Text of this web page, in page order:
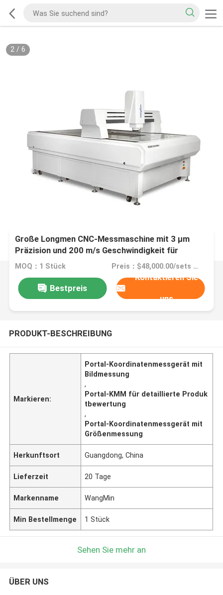
2/ 6
Große Longmen CNC-Messmaschine mit 3 µm
Präzision und 200 m/s Geschwindigkeit für
fortschrittliche Bildgrößenmessung
MOQ：1 Stück Preis：$48,000.00/sets 1-4 sets
Bestpreis
Kontaktieren Sie
uns
PRODUKT-BESCHREIBUNG
Markieren:
Portal-Koordinatenmessgerät mit
Bildmessung
,
Portal-KMM für detaillierte Produk
tbewertung
,
Portal-Koordinatenmessgerät mit
Größenmessung
Herkunftsort Guangdong, China
Lieferzeit 20 Tage
Markenname WangMin
Min Bestellmenge 1 Stück
Sehen Sie mehr an
ÜBER UNS